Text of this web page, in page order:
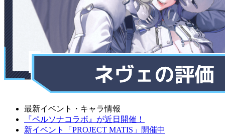
最新イベント・キャラ情報
『ペルソナコラボ』が近日開催！
新イベント「PROJECT MATIS」開催中